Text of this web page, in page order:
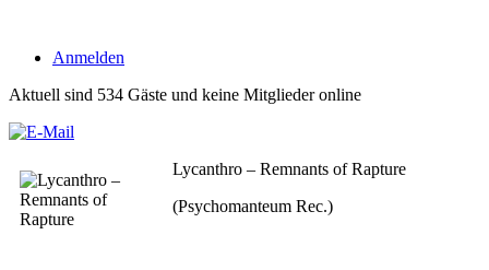
Anmelden
Aktuell sind 534 Gäste und keine Mitglieder online
Lycanthro – Remnants of Rapture
(Psychomanteum Rec.)